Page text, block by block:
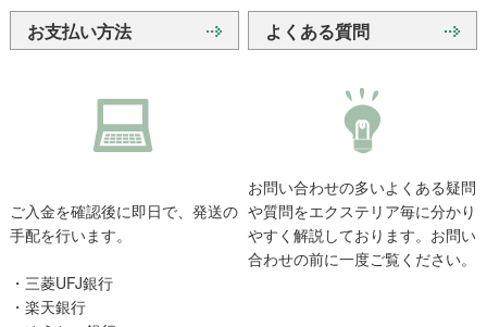
お支払い方法
ご入金を確認後に即日で、発送の
手配を行います。
・三菱UFJ銀行
・楽天銀行
よくある質問
お問い合わせの多いよくある疑問
や質問をエクステリア毎に分かり
やすく解説しております。お問い
合わせの前に一度ご覧ください。